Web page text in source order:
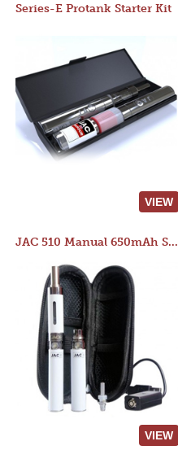
Series-E Protank Starter Kit
VIEW
JAC 510 Manual 650mAh Starter Kit
VIEW